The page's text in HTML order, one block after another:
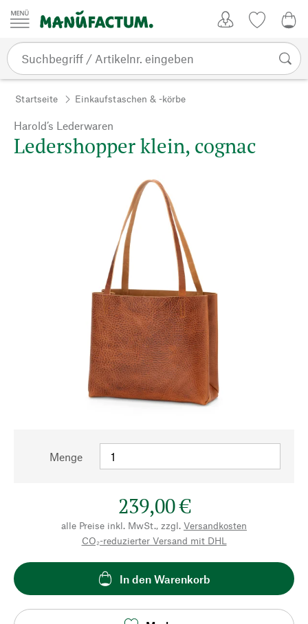
Zum Inhalt springen
Startseite Einkaufstaschen & -körbe
Harold’s Lederwaren
Ledershopper klein, cognac
Menge
239,00 €
alle Preise inkl. MwSt., zzgl. Versandkosten
CO₂-reduzierter Versand mit DHL
In den Warenkorb